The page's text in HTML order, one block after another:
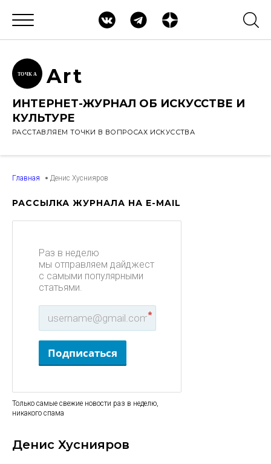
ТОЧК А Art
ИНТЕРНЕТ-ЖУРНАЛ ОБ ИСКУССТВЕ И
КУЛЬТУРЕ
РАССТАВЛЯЕМ ТОЧКИ В ВОПРОСАХ ИСКУССТВА
Главная Денис Хуснияров
РАССЫЛКА ЖУРНАЛА НА E-MAIL
Раз в неделю
мы отправляем дайджест
с самыми популярными
статьями.
*
Подписаться
Только самые свежие новости раз в неделю,
никакого спама
Денис Хуснияров